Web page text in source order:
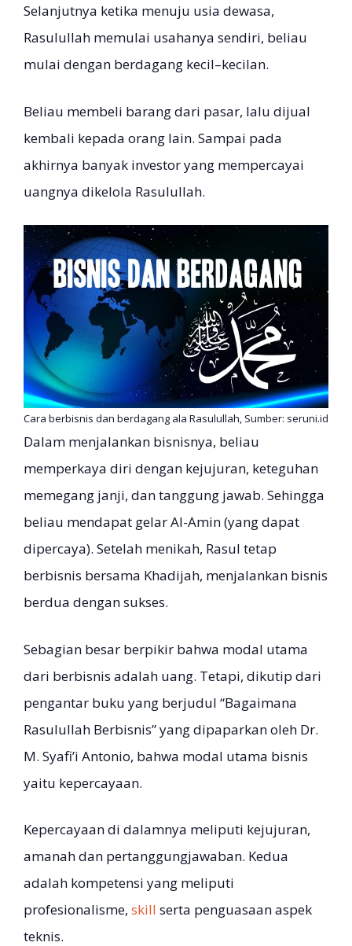
Selanjutnya ketika menuju usia dewasa,
Rasulullah memulai usahanya sendiri, beliau
mulai dengan berdagang kecil–kecilan.
Beliau membeli barang dari pasar, lalu dijual
kembali kepada orang lain. Sampai pada
akhirnya banyak investor yang mempercayai
uangnya dikelola Rasulullah.
Cara berbisnis dan berdagang ala Rasulullah, Sumber: seruni.id
Dalam menjalankan bisnisnya, beliau
memperkaya diri dengan kejujuran, keteguhan
memegang janji, dan tanggung jawab. Sehingga
beliau mendapat gelar Al-Amin (yang dapat
dipercaya). Setelah menikah, Rasul tetap
berbisnis bersama Khadijah, menjalankan bisnis
berdua dengan sukses.
Sebagian besar berpikir bahwa modal utama
dari berbisnis adalah uang. Tetapi, dikutip dari
pengantar buku yang berjudul “Bagaimana
Rasulullah Berbisnis” yang dipaparkan oleh Dr.
M. Syafi’i Antonio, bahwa modal utama bisnis
yaitu kepercayaan.
Kepercayaan di dalamnya meliputi kejujuran,
amanah dan pertanggungjawaban. Kedua
adalah kompetensi yang meliputi
profesionalisme, skill serta penguasaan aspek
teknis.